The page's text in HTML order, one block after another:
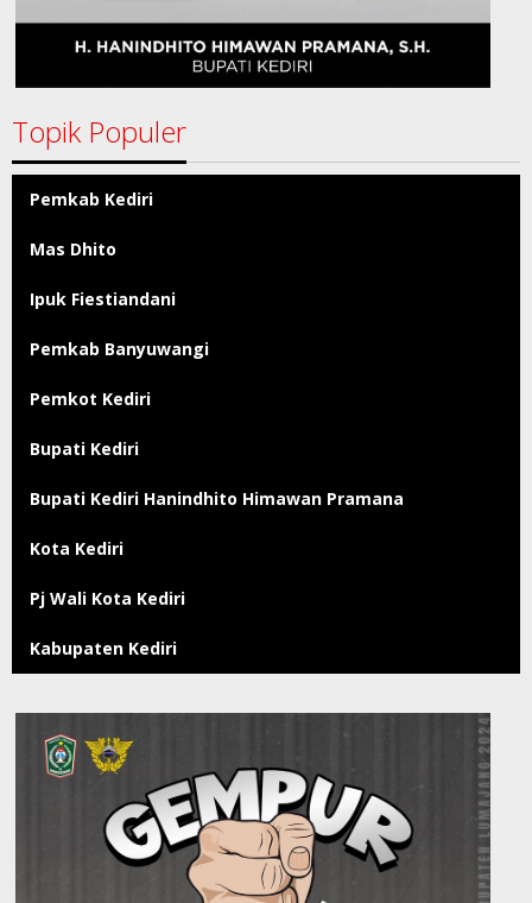
Topik Populer
Pemkab Kediri
Mas Dhito
Ipuk Fiestiandani
Pemkab Banyuwangi
Pemkot Kediri
Bupati Kediri
Bupati Kediri Hanindhito Himawan Pramana
Kota Kediri
Pj Wali Kota Kediri
Kabupaten Kediri